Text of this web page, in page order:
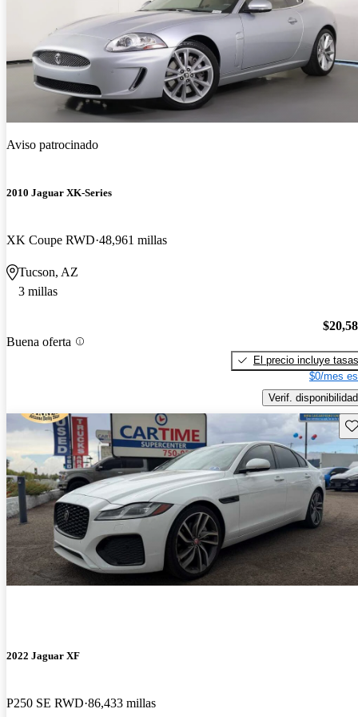
Aviso patrocinado
2010 Jaguar XK-Series
XK Coupe RWD 48,961 millas
Tucson, AZ
3 millas
Buena oferta
El precio incluye tasas
$0/mes
Verif. disponibilidad
2022 Jaguar XF
P250 SE RWD 86,433 millas